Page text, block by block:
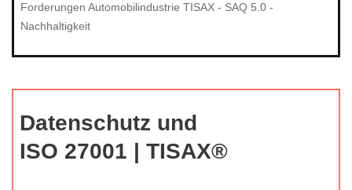
Forderungen Automobilindustrie TISAX - SAQ 5.0 -
Nachhaltigkeit
Datenschutz und
ISO 27001 | TISAX®